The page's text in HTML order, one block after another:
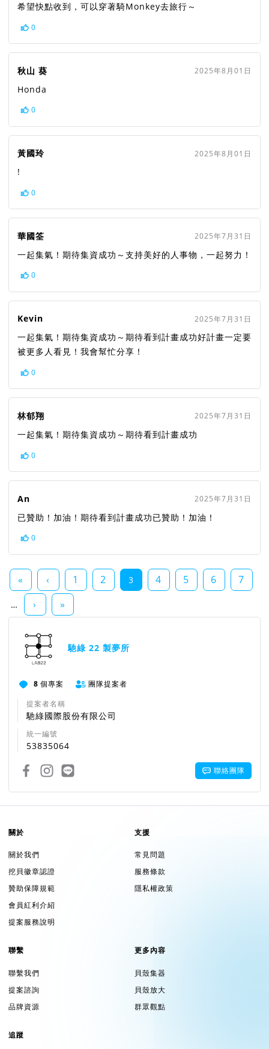
希望快點收到，可以穿著騎Monkey去旅行～
0
秋山 葵 2025年8月01日
Honda
0
黃國玲 2025年8月01日
!
0
華國筌 2025年7月31日
一起集氣！期待集資成功～支持美好的人事物，一起努力！
0
Kevin 2025年7月31日
一起集氣！期待集資成功～期待看到計畫成功好計畫一定要
被更多人看見！我會幫忙分享！
0
林郁翔 2025年7月31日
一起集氣！期待集資成功～期待看到計畫成功
0
An 2025年7月31日
已贊助！加油！期待看到計畫成功已贊助！加油！
0
« ‹ 1 2 3 4 5 6 7
… › »
馳綠 22 製夢所
8 個專案
團隊提案者
提案者名稱
馳綠國際股份有限公司
統一編號
53835064
聯絡團隊
關於
關於我們
挖貝徽章認證
贊助保障規範
會員紅利介紹
提案服務說明
支援
常見問題
服務條款
隱私權政策
聯繫
聯繫我們
提案諮詢
品牌資源
更多內容
貝殼集器
貝殼放大
群眾觀點
追蹤